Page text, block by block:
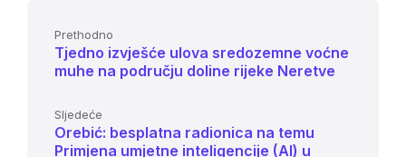
Prethodno
Tjedno izvješće ulova sredozemne voćne
muhe na području doline rijeke Neretve
Sljedeće
Orebić: besplatna radionica na temu
Primjena umjetne inteligencije (AI) u